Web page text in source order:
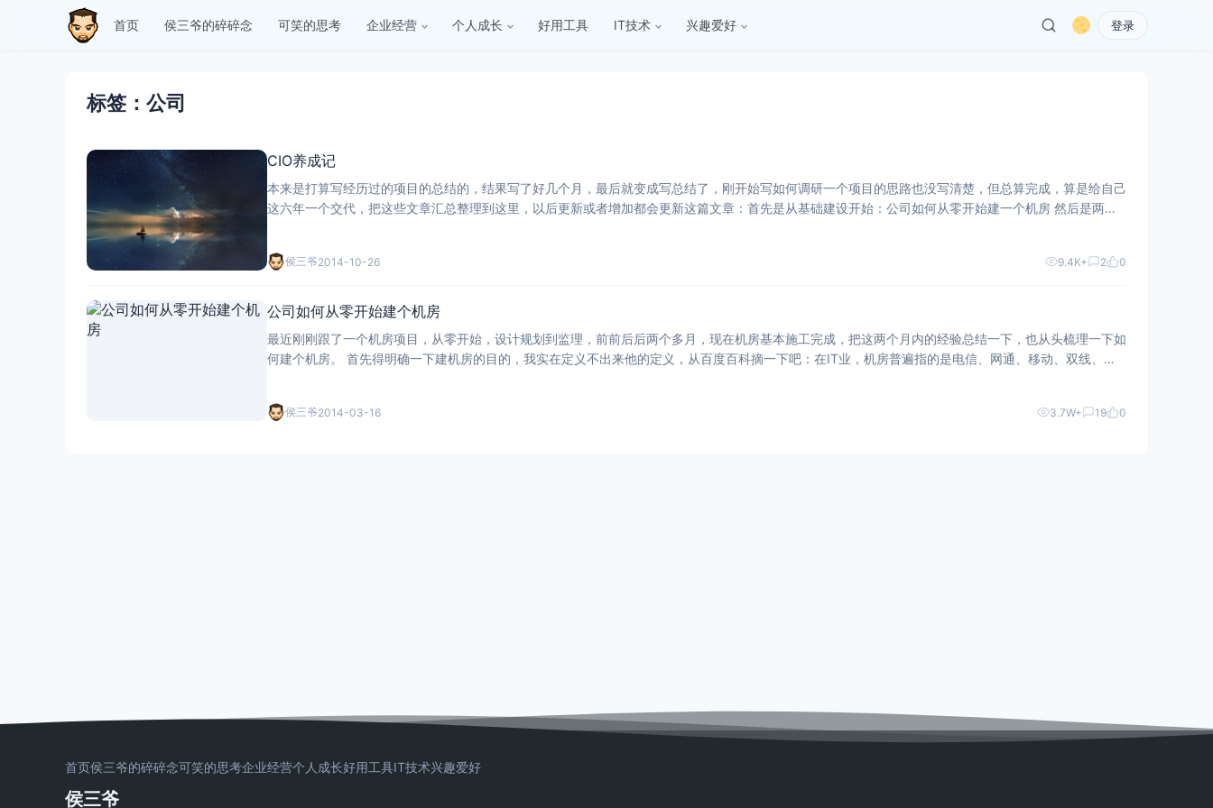
首页 侯三爷的碎碎念 可笑的思考 企业经营 个人成长 好用工具 IT技术 兴趣爱好 登录
标签：公司
CIO养成记
本来是打算写经历过的项目的总结的，结果写了好几个月，最后就变成写总结了，刚开始写如何调研一个项目的思路也没写清楚，但总算完成，算是给自己
这六年一个交代，把这些文章汇总整理到这里，以后更新或者增加都会更新这篇文章：首先是从基础建设开始：公司如何从零开始建一个机房 然后是两篇
侯三爷2014-10-26 9.4K+ 2 0
公司如何从零开始建个机房
最近刚刚跟了一个机房项目，从零开始，设计规划到监理，前前后后两个多月，现在机房基本施工完成，把这两个月内的经验总结一下，也从头梳理一下如
何建个机房。 首先得明确一下建机房的目的，我实在定义不出来他的定义，从百度百科摘一下吧：在IT业，机房普遍指的是电信、网通、移动、双线、电
侯三爷2014-03-16 3.7W+ 19 0
首页侯三爷的碎碎念可笑的思考企业经营个人成长好用工具IT技术兴趣爱好
侯三爷